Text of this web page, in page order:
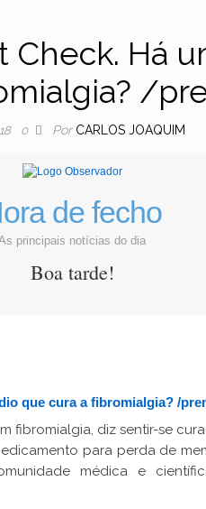
Check. Há
/
0 Por CARLOS JOAQUIM
de fecho
principais notícias do dia
Boa tarde!
que cura a fibromialgia? /
fibromialgia, diz sentir-se
para perda de
médica e